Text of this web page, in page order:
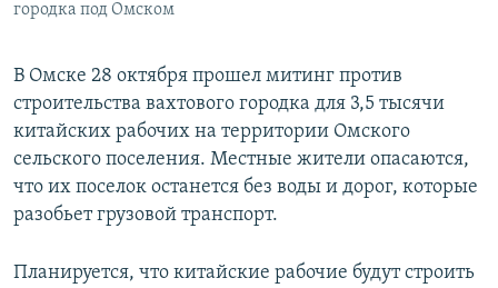
городка под Омском
В Омске 28 октября прошел митинг против
строительства вахтового городка для 3,5 тысячи
китайских рабочих на территории Омского
сельского поселения. Местные жители опасаются,
что их поселок останется без воды и дорог, которые
разобьет грузовой транспорт.
Планируется, что китайские рабочие будут строить